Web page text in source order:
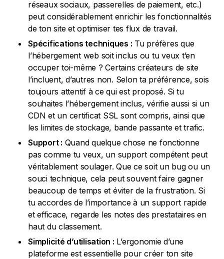
réseaux sociaux, passerelles de paiement, etc.)
peut considérablement enrichir les fonctionnalités
de ton site et optimiser tes flux de travail.
Spécifications techniques : Tu préfères que
l’hébergement web soit inclus ou tu veux t’en
occuper toi-même ? Certains créateurs de site
l’incluent, d’autres non. Selon ta préférence, sois
toujours attentif à ce qui est proposé. Si tu
souhaites l’hébergement inclus, vérifie aussi si un
CDN et un certificat SSL sont compris, ainsi que
les limites de stockage, bande passante et trafic.
Support : Quand quelque chose ne fonctionne
pas comme tu veux, un support compétent peut
véritablement soulager. Que ce soit un bug ou un
souci technique, cela peut souvent faire gagner
beaucoup de temps et éviter de la frustration. Si
tu accordes de l’importance à un support rapide
et efficace, regarde les notes des prestataires en
haut du classement.
Simplicité d’utilisation : L’ergonomie d’une
plateforme est essentielle pour créer ton site